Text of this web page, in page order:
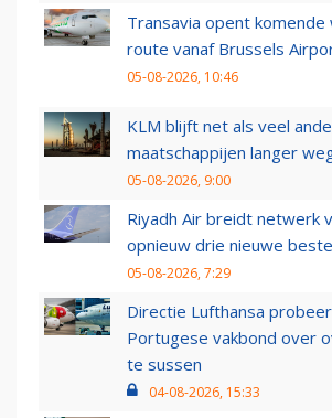
Transavia opent
route vanaf Brussels
05-08-2026, 10:46
KLM blijft net als veel
maatschappijen langer
05-08-2026, 9:00
Riyadh Air breidt netwerk
opnieuw drie nieuwe
05-08-2026, 7:29
Directie Lufthansa
Portugese vakbond over
te sussen
04-08-2026, 15:33